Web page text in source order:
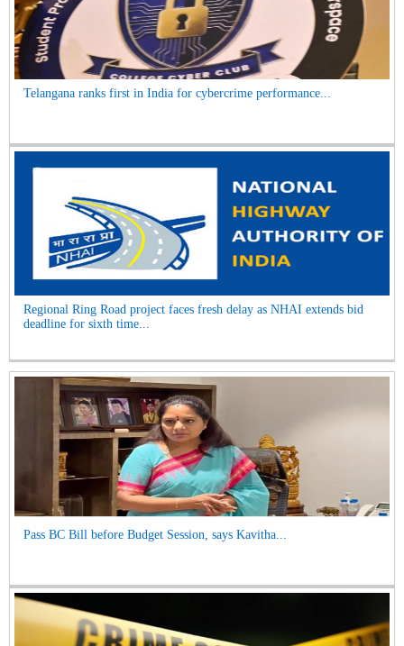
Telangana ranks first in India for cybercrime performance...
Regional Ring Road project faces fresh delay as NHAI extends bid
deadline for sixth time...
Pass BC Bill before Budget Session, says Kavitha...